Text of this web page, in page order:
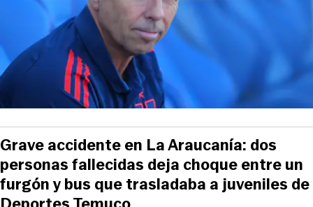
Grave accidente en La Araucanía: dos
personas fallecidas deja choque entre un
furgón y bus que trasladaba a juveniles de